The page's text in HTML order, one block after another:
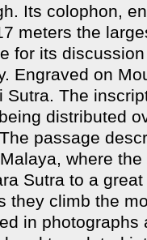
Its colophon,
meters the
for its
Engraved on
Sutra. The
distributed
passage
where
Sutra to a
they climb the
in photographs